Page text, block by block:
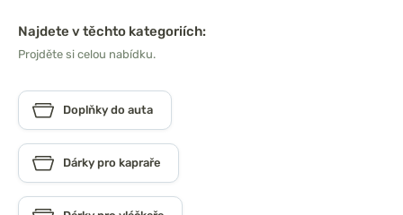
Najdete v těchto kategoriích:
Projděte si celou nabídku.
Doplňky do auta
Dárky pro kapraře